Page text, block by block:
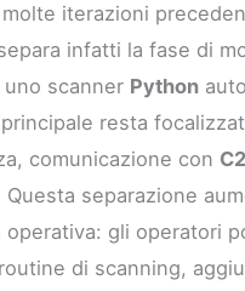
iterazioni
infatti la fase di
scanner Python
resta
comunicazione con C2
separazione
gli operatori
di scanning,